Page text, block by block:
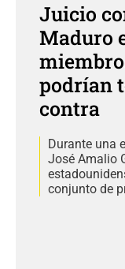
Juicio
Maduro
podrían
contra
Durante una
José Amalio
conjunto de